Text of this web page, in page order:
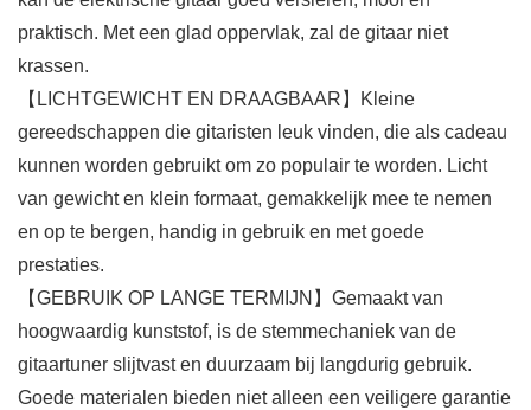
praktisch. Met een glad oppervlak, zal de gitaar niet
krassen.
【LICHTGEWICHT EN DRAAGBAAR】Kleine
gereedschappen die gitaristen leuk vinden, die als cadeau
kunnen worden gebruikt om zo populair te worden. Licht
van gewicht en klein formaat, gemakkelijk mee te nemen
en op te bergen, handig in gebruik en met goede
prestaties.
【GEBRUIK OP LANGE TERMIJN】Gemaakt van
hoogwaardig kunststof, is de stemmechaniek van de
gitaartuner slijtvast en duurzaam bij langdurig gebruik.
Goede materialen bieden niet alleen een veiligere garantie